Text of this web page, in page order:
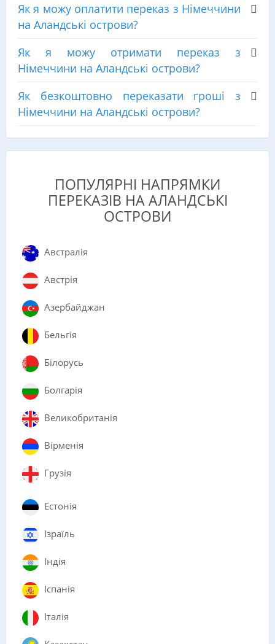
Як я можу оплатити переказ з Німеччини
на Аландські острови?
Як я можу отримати переказ з
Німеччини на Аландські острови?
Як безкоштовно переказати гроші з
Німеччини на Аландські острови?
ПОПУЛЯРНІ НАПРЯМКИ
ПЕРЕКАЗІВ НА АЛАНДСЬКІ
ОСТРОВИ
Австралія
Австрія
Азербайджан
Бельгія
Білорусь
Болгарія
Великобританія
Вірменія
Грузія
Естонія
Ізраїль
Індія
Іспанія
Італія